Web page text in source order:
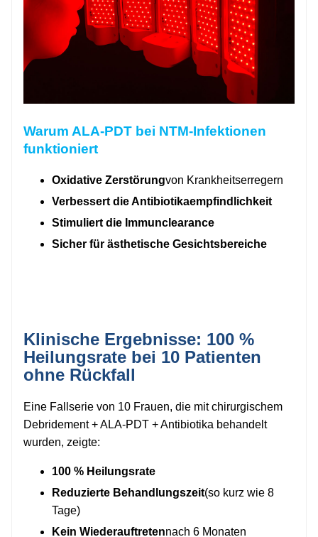
Warum ALA-PDT bei NTM-Infektionen
funktioniert
Oxidative Zerstörungvon Krankheitserregern
Verbessert die Antibiotikaempfindlichkeit
Stimuliert die Immunclearance
Sicher für ästhetische Gesichtsbereiche
Klinische Ergebnisse: 100 %
Heilungsrate bei 10 Patienten
ohne Rückfall
Eine Fallserie von 10 Frauen, die mit chirurgischem
Debridement + ALA-PDT + Antibiotika behandelt
wurden, zeigte:
100 % Heilungsrate
Reduzierte Behandlungszeit(so kurz wie 8
Tage)
Kein Wiederauftretennach 6 Monaten